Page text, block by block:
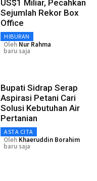
US$1 Miliar, Pecahkan
Sejumlah Rekor Box
Office
HIBURAN
Oleh Nur Rahma
baru saja
Bupati Sidrap Serap
Aspirasi Petani Cari
Solusi Kebutuhan Air
Pertanian
ASTA CITA
Oleh Khaeruddin Borahim
baru saja